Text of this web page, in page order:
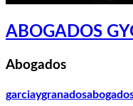
ABOGADOS
Abogados